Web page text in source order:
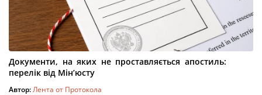
Документи, на яких не проставляється апостиль:
перелік від Мін’юсту
Автор:Лента от Протокола